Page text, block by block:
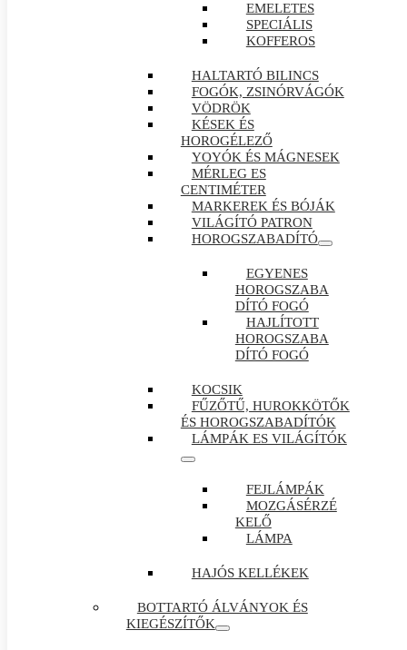
EMELETES
SPECIÁLIS
KOFFEROS
HALTARTÓ BILINCS
FOGÓK, ZSINÓRVÁGÓK
VÖDRÖK
KÉSEK ÉS
HOROGÉLEZŐ
YOYÓK ÉS MÁGNESEK
MÉRLEG ES
CENTIMÉTER
MARKEREK ÉS BÓJÁK
VILÁGÍTÓ PATRON
HOROGSZABADÍTÓ
EGYENES
HOROGSZABA
DÍTÓ FOGÓ
HAJLÍTOTT
HOROGSZABA
DÍTÓ FOGÓ
KOCSIK
FŰZŐTŰ, HUROKKÖTŐK
ÉS HOROGSZABADÍTÓK
LÁMPÁK ES VILÁGÍTÓK
FEJLÁMPÁK
MOZGÁSÉRZÉ
KELŐ
LÁMPA
HAJÓS KELLÉKEK
BOTTARTÓ ÁLVÁNYOK ÉS
KIEGÉSZÍTŐK